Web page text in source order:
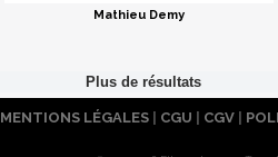
Mathieu Demy
MENTIONS LÉGALES | CGU | CGV |